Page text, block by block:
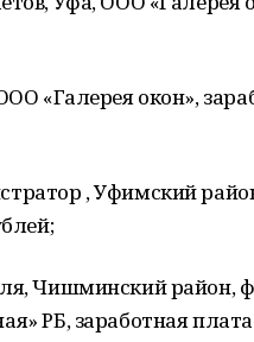
«Галерея окон»,
, Уфимский
Чишминский район,
РБ, заработная